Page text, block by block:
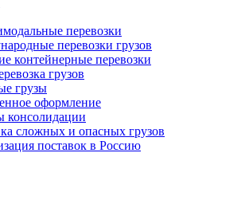
перевозки
перевозки грузов
контейнерные перевозки
грузов
грузы
оформление
консолидации
сложных и опасных грузов
поставок в Россию